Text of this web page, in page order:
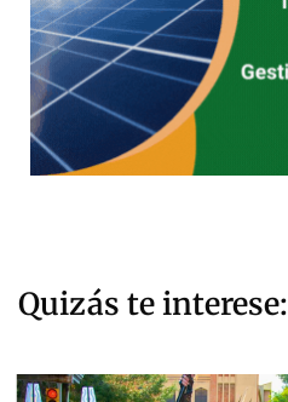
Quizás te interese: